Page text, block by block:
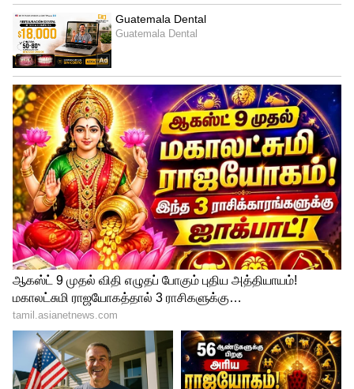
தமிழக கடலோரப்பகுதிகள்:
இன்று முதல் 22ம் தேதி வரை மன்னார்
வளைகுடா தென்தமிழக கடலோரப்பகுதிகள்